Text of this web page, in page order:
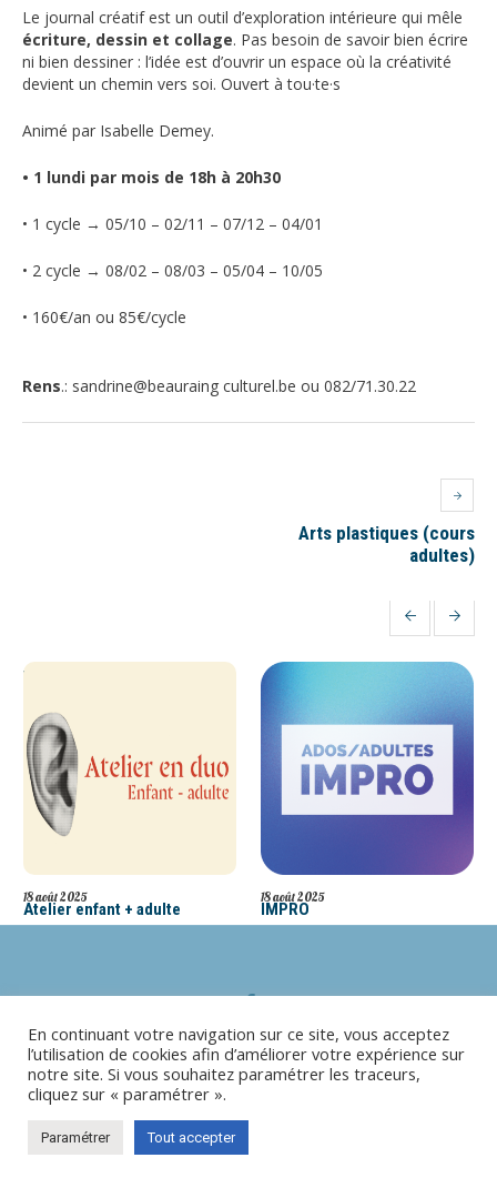
Le journal créatif est un outil d’exploration intérieure qui mêle
écriture, dessin et collage. Pas besoin de savoir bien écrire
ni bien dessiner : l’idée est d’ouvrir un espace où la créativité
devient un chemin vers soi. Ouvert à tou·te·s
Animé par Isabelle Demey.
• 1 lundi par mois de 18h à 20h30
• 1 cycle → 05/10 – 02/11 – 07/12 – 04/01
• 2 cycle → 08/02 – 08/03 – 05/04 – 10/05
• 160€/an ou 85€/cycle
Rens.: sandrine@beauraing culturel.be ou 082/71.30.22
Arts plastiques (cours
adultes)
MORE PROJECTS
18 août 2025
Atelier enfant + adulte
18 août 2025
IMPRO
© 2025 Centre Culturel de Beauraing
En continuant votre navigation sur ce site, vous acceptez
l’utilisation de cookies afin d’améliorer votre expérience sur
notre site. Si vous souhaitez paramétrer les traceurs,
cliquez sur « paramétrer ».
Paramétrer Tout accepter